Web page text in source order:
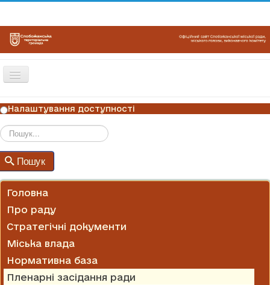
Перемикач
ГОЛОВНА
НОВИНИ
ОГОЛОШЕННЯ
ГРАФІКИ ПРИЙОМУ
Налаштування доступності
Пошук
Головна
Про раду
Стратегічні документи
Міська влада
Нормативна база
Пленарні засідання ради